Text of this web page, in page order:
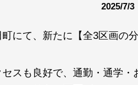
2025/7/3
にて、新たに【全3区画の
スも良好で、通勤・通学・